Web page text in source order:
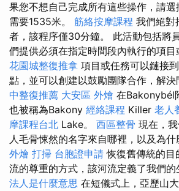
果您不想自己完成所有這些操作，請
需要1535米。 筋絡按摩課程 我們絕對
者，該程序僅30分鐘。 此活動包括將
們提供必須在指定時間段內執行的項目
花園城整復推拿 項目或任務可以鏈接
點，並可以創建以鼓勵團隊合作，解決
中整復推薦 大安區 外燴 在Bakonybél
也被稱為Bakony 經絡課程 Killer 老人
摩課程台北 Lake。 西區整骨 現在，
人毛骨悚然的名字來自哪裡，以及為什
外燴 打掃 台胞證申請 恢復舊傳統的目
流的尊重的方式，該河流定義了我們的
法人是什麼意思 在短儀式上，亞歷山